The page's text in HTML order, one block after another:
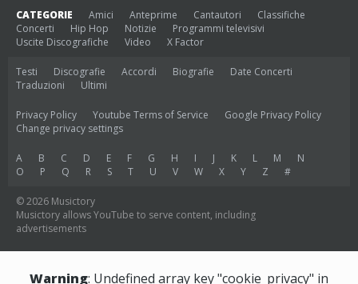
CATEGORIE Amici Anteprime Cantautori
Classifiche
Concerti
Hip Hop Notizie
Programmi televisivi
Uscite Discografiche
Video X Factor
Testi Discografie Accordi Biografie
Date Concerti
Traduzioni
Ultimi
Privacy Policy Youtube Terms of Service
Google Privacy Policy
Change privacy settings
A B C D E F G H I J K L M
N
O
P Q R S T U V W X Y Z #
© 2026 Musictory
Musictory allows YouTube to serve content, including
advertisements
Warning: Undefined array key "cookie_privacy" in